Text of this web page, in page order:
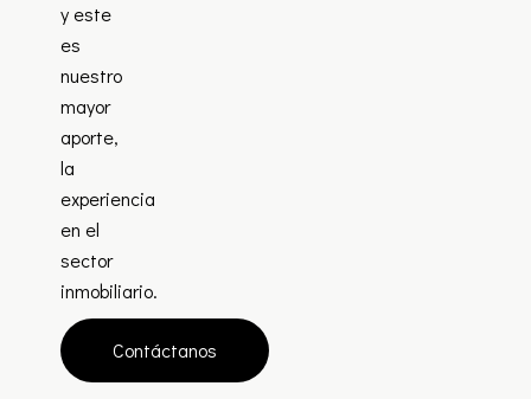
y este
es
nuestro
mayor
aporte,
la
experiencia
en el
sector
inmobiliario.
Contáctanos